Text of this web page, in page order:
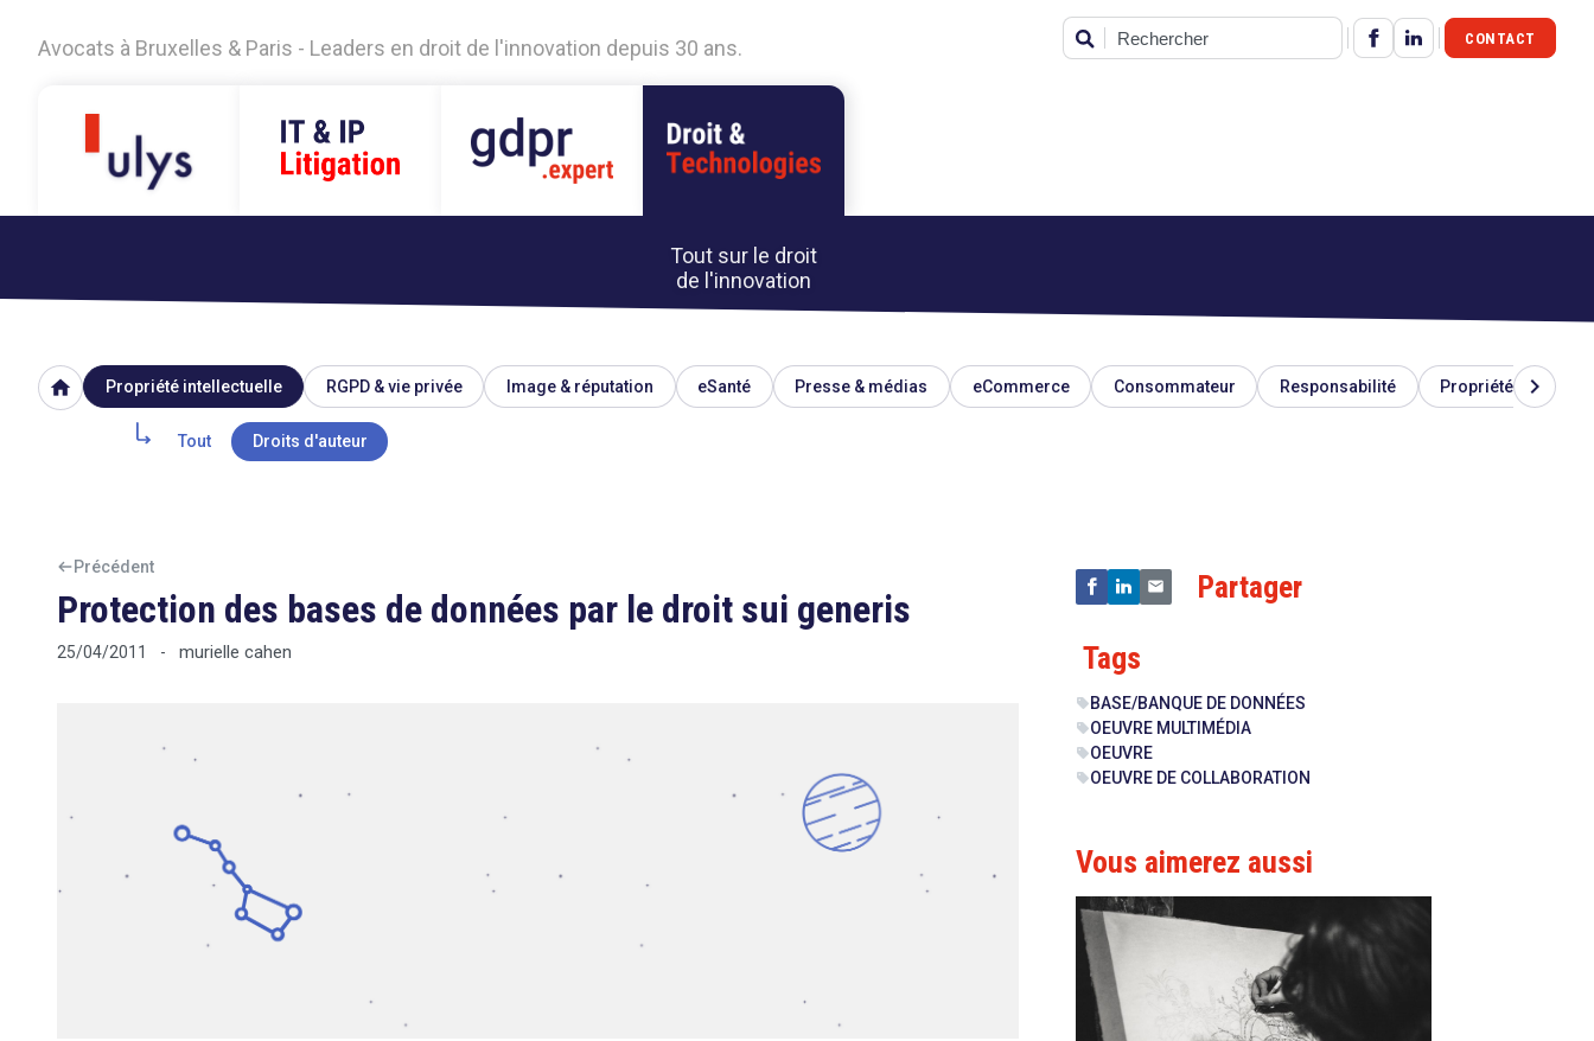
Avocats à Bruxelles & Paris - Leaders en droit de l'innovation depuis 30 ans. Rechercher
CONTACT
Tout sur le droit
de l'innovation
home Propriété intellectuelle RGPD & vie privée Image & réputation eSanté Presse & médias eCommerce Consommateur Responsabilité Propriété
Tout Droits d'auteur
chevron_right
Précédent
Protection des bases de données par le droit sui generis
25/04/2011 - murielle cahen
Partager
Tags
sellBASE/BANQUE DE DONNÉES
sellOEUVRE MULTIMÉDIA
sellOEUVRE
sellOEUVRE DE COLLABORATION
Vous aimerez aussi